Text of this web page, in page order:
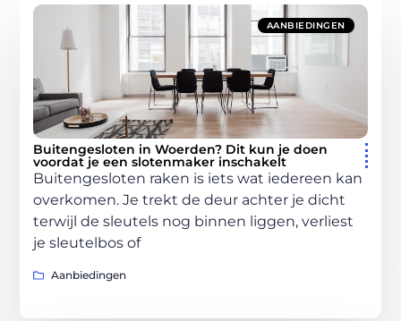
AANBIEDINGEN
Buitengesloten in Woerden? Dit kun je doen
voordat je een slotenmaker inschakelt
Buitengesloten raken is iets wat iedereen kan
overkomen. Je trekt de deur achter je dicht
terwijl de sleutels nog binnen liggen, verliest
je sleutelbos of
Aanbiedingen